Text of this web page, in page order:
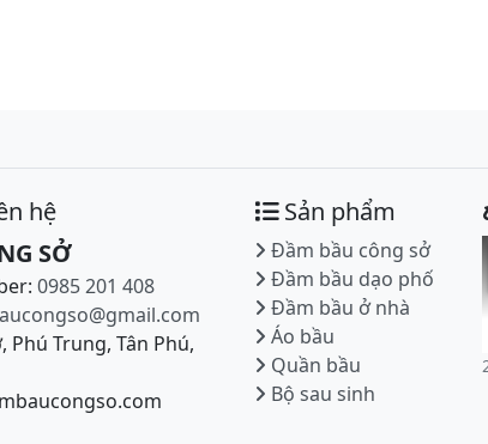
hệ
SỞ
0985 201 408
Phú Trung, Tân Phú,
Sản phẩm
Đầm bầu công sở
Đầm bầu dạo phố
Đầm bầu ở nhà
Áo bầu
Quần bầu
Bộ sau sinh